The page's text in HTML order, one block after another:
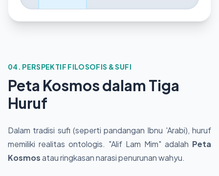
04. PERSPEKTIF FILOSOFIS & SUFI
Peta Kosmos dalam Tiga
Huruf
Dalam tradisi sufi (seperti pandangan Ibnu 'Arabi), huruf
memiliki realitas ontologis. "Alif Lam Mim" adalah Peta
Kosmosatau ringkasan narasi penurunan wahyu.